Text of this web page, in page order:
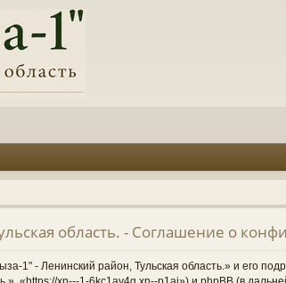
область. - Соглашение о
1" - Ленинский район, Тульская область.» и его